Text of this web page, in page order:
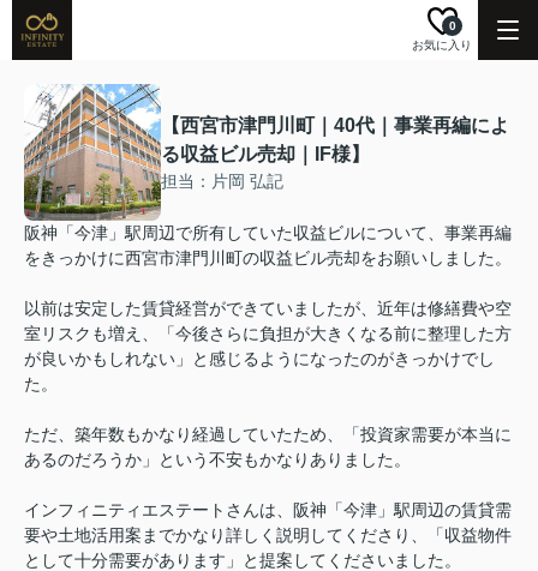
お気に入り
0
【西宮市津門川町｜40代｜事業再編によ
る収益ビル売却｜IF様】
担当：片岡 弘記
阪神「今津」駅周辺で所有していた収益ビルについて、事業再編
をきっかけに西宮市津門川町の収益ビル売却をお願いしました。
以前は安定した賃貸経営ができていましたが、近年は修繕費や空
室リスクも増え、「今後さらに負担が大きくなる前に整理した方
が良いかもしれない」と感じるようになったのがきっかけでし
た。
ただ、築年数もかなり経過していたため、「投資家需要が本当に
あるのだろうか」という不安もかなりありました。
インフィニティエステートさんは、阪神「今津」駅周辺の賃貸需
要や土地活用案までかなり詳しく説明してくださり、「収益物件
として十分需要があります」と提案してくださいました。